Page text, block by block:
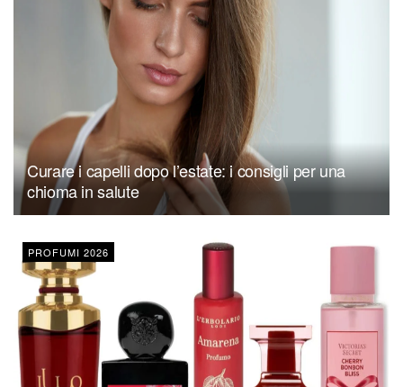
Curare i capelli dopo l’estate: i consigli per una
chioma in salute
PROFUMI 2026